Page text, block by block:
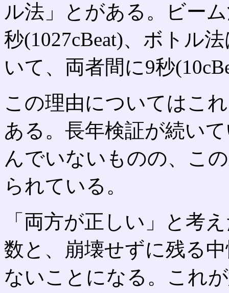
ル法」とがある。ビー
秒(1027cBeat)、ボトル
いて、両者間に9秒
この理由についてはこ
ある。長年検証が続い
んでいないものの、こ
られている。
「両方が正しい」と考
数と、崩壊せずに残る
ないことになる。これ